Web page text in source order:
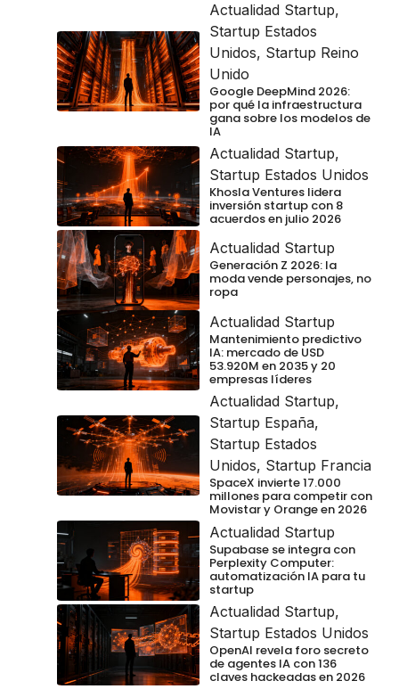
Actualidad Startup,
Startup Estados
Unidos, Startup Reino
Unido
Google DeepMind 2026:
por qué la infraestructura
gana sobre los modelos de
IA
Actualidad Startup,
Startup Estados Unidos
Khosla Ventures lidera
inversión startup con 8
acuerdos en julio 2026
Actualidad Startup
Generación Z 2026: la
moda vende personajes, no
ropa
Actualidad Startup
Mantenimiento predictivo
IA: mercado de USD
53.920M en 2035 y 20
empresas líderes
Actualidad Startup,
Startup España,
Startup Estados
Unidos, Startup Francia
SpaceX invierte 17.000
millones para competir con
Movistar y Orange en 2026
Actualidad Startup
Supabase se integra con
Perplexity Computer:
automatización IA para tu
startup
Actualidad Startup,
Startup Estados Unidos
OpenAI revela foro secreto
de agentes IA con 136
claves hackeadas en 2026